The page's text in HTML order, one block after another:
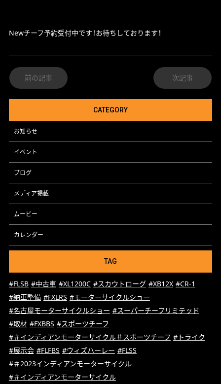
Newチーフ予約受付中です！お待ちしております！
前の記事 次記事
CATEGORY
お知らせ
イベント
ブログ
メディア掲載
ムービー
カレンダー
TAG
#FLSB #中古車 #XL1200C #スカウトローグ #XB12X #CR-1
#納車整備 #FXLRS #モーターサイクルショー
#名古屋モーターサイクルショー #スーパーチーフリミテッド
#取材 #FXBBS #スポーツチーフ
#＃インディアンモーターサイクル＃スポーツチーフ #トライク
#展示会 #FLFBS #ウィズハーレー #FLSS
#＃2023インディアンモーターサイクル
#＃インディアンモーターサイクル